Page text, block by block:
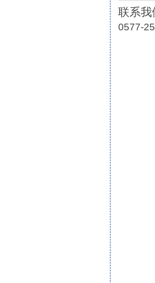
联系
0577-